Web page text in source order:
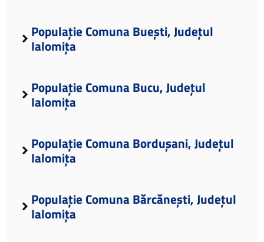
Populație Comuna Buești, Județul
Ialomița
Populație Comuna Bucu, Județul
Ialomița
Populație Comuna Bordușani, Județul
Ialomița
Populație Comuna Bărcănești, Județul
Ialomița